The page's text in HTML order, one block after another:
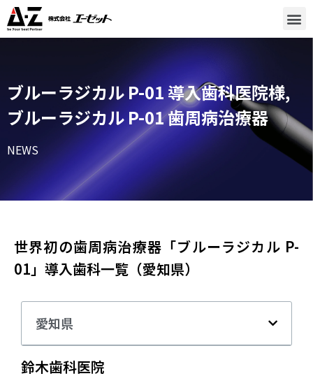
ブルーラジカル P-01 導入歯科医院様,
ブルーラジカル P-01 歯周病治療器
NEWS
世界初の歯周病治療器「ブルーラジカル P-
01」導入歯科一覧（愛知県）
愛知県
鈴木歯科医院